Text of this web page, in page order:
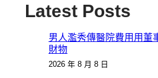
Latest Posts
男人濫秀傳醫院費用用董
財物
2026 年 8 月 8 日